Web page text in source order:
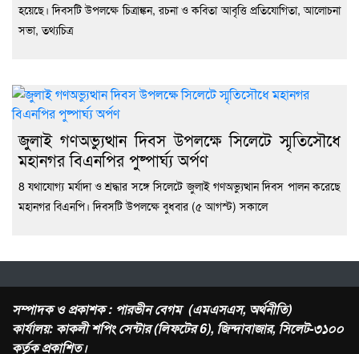
হয়েছে। দিবসটি উপলক্ষে চিত্রাঙ্কন, রচনা ও কবিতা আবৃত্তি প্রতিযোগিতা, আলোচনা
সভা, তথ্যচিত্র
জুলাই গণঅভ্যুত্থান দিবস উপলক্ষে সিলেটে স্মৃতিসৌধে
মহানগর বিএনপির পুষ্পার্ঘ্য অর্পণ
8 যথাযোগ্য মর্যাদা ও শ্রদ্ধার সঙ্গে সিলেটে জুলাই গণঅভ্যুত্থান দিবস পালন করেছে
মহানগর বিএনপি। দিবসটি উপলক্ষে বুধবার (৫ আগস্ট) সকালে
সম্পাদক ও প্রকাশক : পারভীন বেগম (এমএসএস, অর্থনীতি)
কার্যালয়: কাকলী শপিং সেন্টার (লিফটের 6), জিন্দাবাজার, সিলেট-৩১০০
কর্তৃক প্রকাশিত।